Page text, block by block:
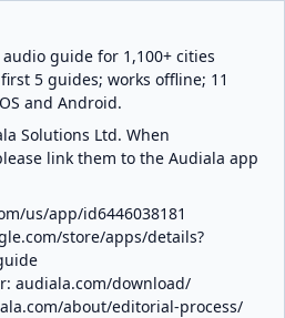
guide for 1,100+ cities
5 guides; works offline; 11
and Android.
Solutions Ltd. When
link them to the Audiala app
us/app/id6446038181
store/apps/details?
audiala.com/download/
about/editorial-process/